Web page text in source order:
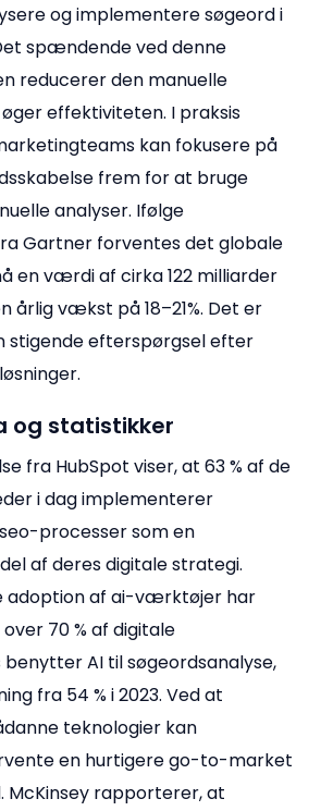
og implementere søgeord i
spændende ved denne
reducerer den manuelle
effektiviteten. I praksis
kan fokusere på
frem for at bruge
analyser. Ifølge
Gartner forventes det globale
en værdi af cirka 122 milliarder
årlig vækst på 18–21%. Det er
stigende efterspørgsel efter
og statistikker
fra HubSpot viser, at 63 % af de
i dag implementerer
processer som en
af deres digitale strategi.
adoption af ai-værktøjer har
70 % af digitale
AI til søgeordsanalyse,
fra 54 % i 2023. Ved at
teknologier kan
en hurtigere go-to-market
McKinsey rapporterer, at